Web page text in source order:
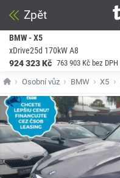
Zpět
BMW - X5
xDrive25d 170kW A8
924 323 Kč 763 903 Kč bez DPH
Osobní vůz BMW X5